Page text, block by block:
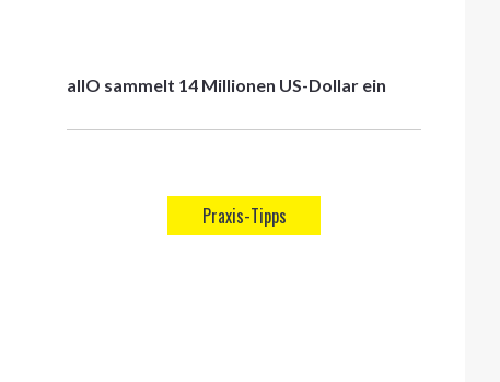
allO sammelt 14 Millionen US-Dollar ein
Praxis-Tipps